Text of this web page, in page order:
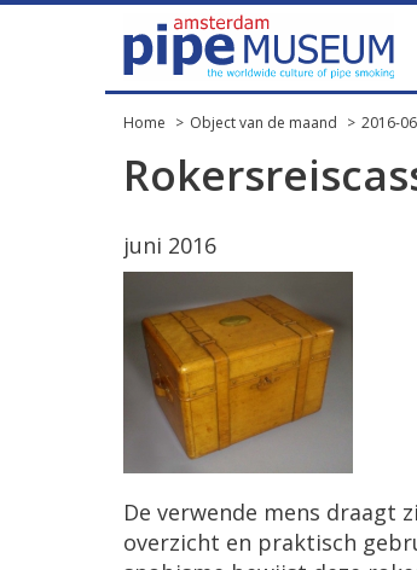
Home Object van de maand 2016-06
juni 2016
De verwende mens draagt
overzicht en praktisch